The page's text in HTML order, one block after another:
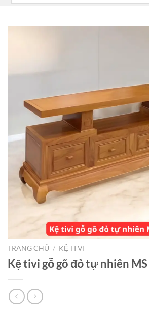
TRANG CHỦ / KỆ TI VI
Kệ tivi gỗ gõ đỏ tự nhiên